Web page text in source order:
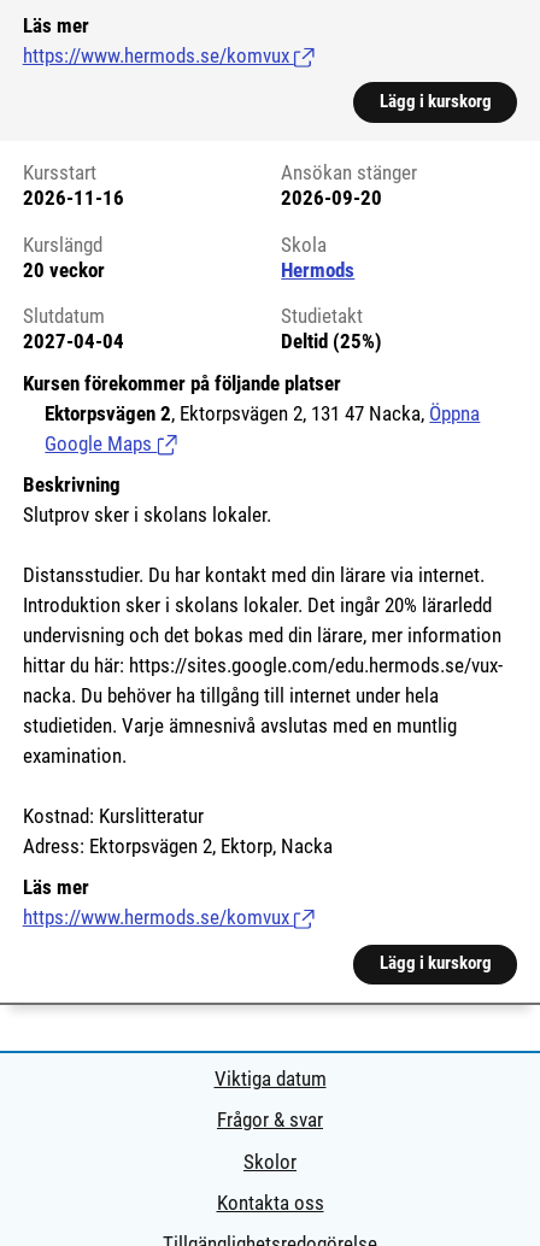
Läs mer
https://www.hermods.se/komvux (Länk till extern sida.)
Lägg i kurskorg
Kursstart 6125633
Kursstart
2026-11-16
Ansökan stänger
2026-09-20
Kurslängd
20 veckor
Skola
Hermods
Slutdatum
2027-04-04
Studietakt
Deltid (25%)
Kursen förekommer på följande platser
Ektorpsvägen 2, Ektorpsvägen 2, 131 47 Nacka, Öppna
Google Maps (Länk till extern sida.)
Beskrivning
Slutprov sker i skolans lokaler.
Distansstudier. Du har kontakt med din lärare via internet.
Introduktion sker i skolans lokaler. Det ingår 20% lärarledd
undervisning och det bokas med din lärare, mer information
hittar du här: https://sites.google.com/edu.hermods.se/vux-
nacka. Du behöver ha tillgång till internet under hela
studietiden. Varje ämnesnivå avslutas med en muntlig
examination.
Kostnad: Kurslitteratur
Adress: Ektorpsvägen 2, Ektorp, Nacka
Läs mer
https://www.hermods.se/komvux (Länk till extern sida.)
Lägg i kurskorg
Viktiga datum
Frågor & svar
Skolor
Kontakta oss